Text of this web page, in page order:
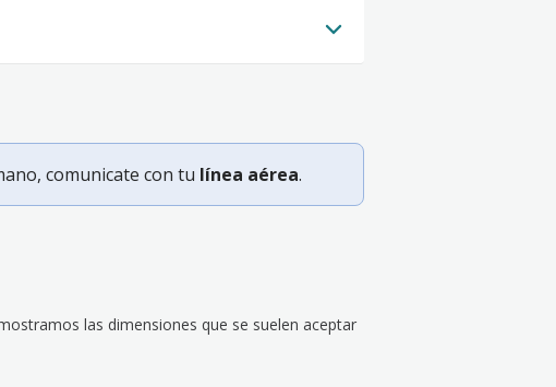
comunicate con tu línea aérea.
las dimensiones que se suelen aceptar